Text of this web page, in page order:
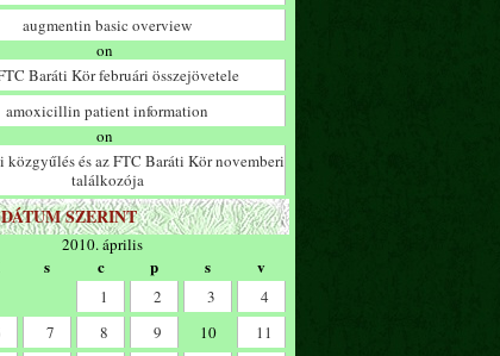
augmentin basic overview
on
Baráti Kör februári összejövetele
amoxicillin patient information
on
és az FTC Baráti Kör novemberi
találkozója
SZERINT
2010. április
s c p s v
1 2 3
4
7 8 9 10
11